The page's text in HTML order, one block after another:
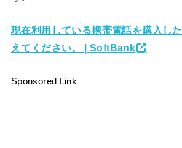
現在利用している携帯電話を購入し
えてください。 | SoftBank
Sponsored Link